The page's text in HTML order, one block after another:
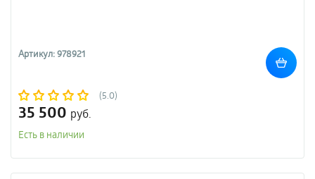
Артикул: 978921
(5.0)
35 500 руб.
Есть в наличии